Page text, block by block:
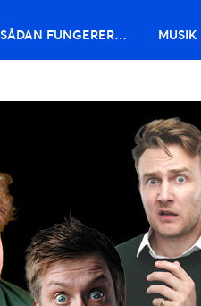
SÅDAN FUNGERER… MUSIK